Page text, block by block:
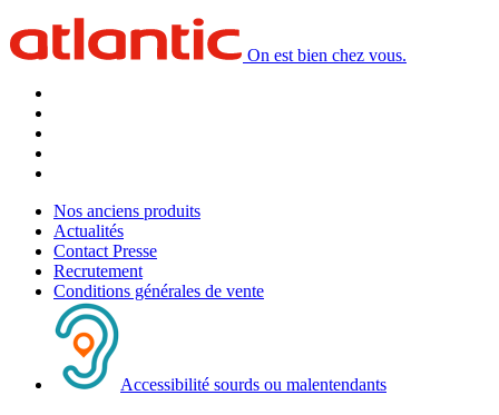
On est bien chez vous.
Nos anciens produits
Actualités
Contact Presse
Recrutement
Conditions générales de vente
Accessibilité sourds ou malentendants